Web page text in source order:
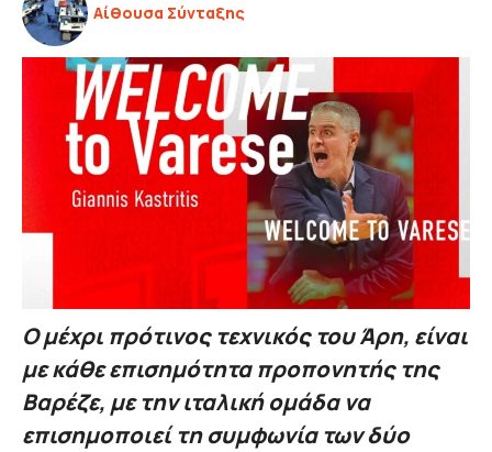
Αίθουσα Σύνταξης
Ο μέχρι πρότινος τεχνικός του Άρη, είναι
με κάθε επισημότητα προπονητής της
Βαρέζε, με την ιταλική ομάδα να
επισημοποιεί τη συμφωνία των δύο